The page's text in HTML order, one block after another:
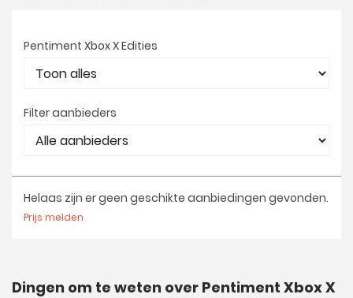
Pentiment Xbox X Edities
Filter aanbieders
Helaas zijn er geen geschikte aanbiedingen gevonden.
Prijs melden
Dingen om te weten over Pentiment Xbox X